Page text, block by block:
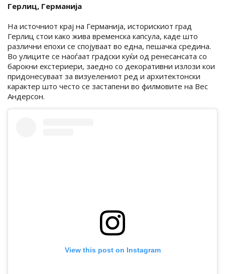
Герлиц, Германија
На источниот крај на Германија, историскиот град
Герлиц стои како жива временска капсула, каде што
различни епохи се спојуваат во една, пешачка средина.
Во улиците се наоѓаат градски куќи од ренесансата со
барокни екстериери, заедно со декоративни излози кои
придонесуваат за визуелениот ред и архитектонски
карактер што често се застапени во филмовите на Вес
Андерсон.
View this post on Instagram